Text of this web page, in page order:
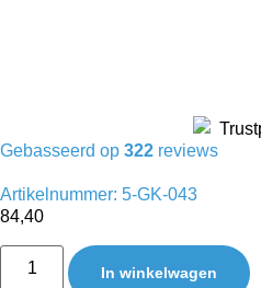
Gebasseerd op 322 reviews
Artikelnummer: 5-GK-043
84,40
In winkelwagen